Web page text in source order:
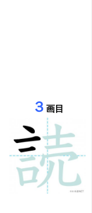
３ 画目